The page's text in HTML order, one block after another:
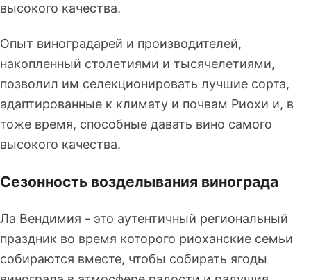
высокого качества.
Опыт виноградарей и производителей,
накопленный столетиями и тысячелетиями,
позволил им селекционировать лучшие сорта,
адаптированные к климату и почвам Риохи и, в
тоже время, способные давать вино самого
высокого качества.
Сезонность возделывания винограда
Ла Вендимия - это аутентичный региональный
праздник во время которого риоханские семьи
собираются вместе, чтобы собирать ягоды